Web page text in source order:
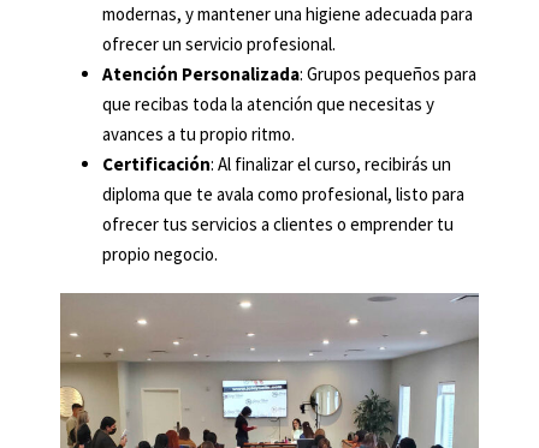
modernas, y mantener una higiene adecuada para
ofrecer un servicio profesional.
Atención Personalizada: Grupos pequeños para
que recibas toda la atención que necesitas y
avances a tu propio ritmo.
Certificación: Al finalizar el curso, recibirás un
diploma que te avala como profesional, listo para
ofrecer tus servicios a clientes o emprender tu
propio negocio.